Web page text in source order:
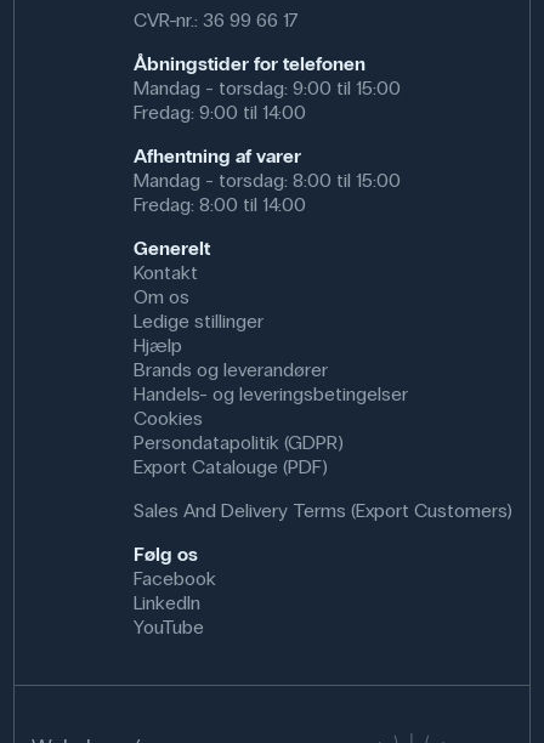
CVR-nr.: 36 99 66 17
Åbningstider for telefonen
Mandag - torsdag: 9:00 til 15:00
Fredag: 9:00 til 14:00
Afhentning af varer
Mandag - torsdag: 8:00 til 15:00
Fredag: 8:00 til 14:00
Generelt
Kontakt
Om os
Ledige stillinger
Hjælp
Brands og leverandører
Handels- og leveringsbetingelser
Cookies
Persondatapolitik (GDPR)
Export Catalouge (PDF)
Sales And Delivery Terms (Export Customers)
Følg os
Facebook
LinkedIn
YouTube